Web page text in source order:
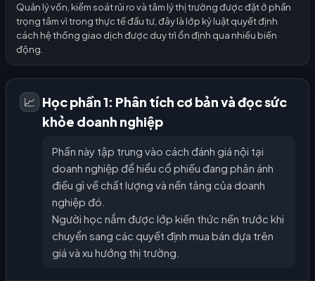
Quản lý vốn, kiểm soát rủi ro và tâm lý thị trường được đặt ở phần
trọng tâm vì trong thực tế đầu tư, đây là lớp kỷ luật quyết định
cách hệ thống giao dịch được duy trì ổn định qua nhiều biến
động.
📈 Học phần 1: Phân tích cơ bản và đọc sức
khỏe doanh nghiệp
Phần này tập trung vào cách đánh giá nội tại
doanh nghiệp để hiểu cổ phiếu đang phản ánh
điều gì về chất lượng và nền tảng của doanh
nghiệp đó.
Người học nắm được lớp kiến thức nền trước khi
chuyển sang các quyết định mua bán dựa trên
giá và xu hướng thị trường.